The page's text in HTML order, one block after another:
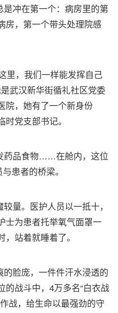
是冲在第一个：病房里的第
房，第一个带头处理院感
里，我们一样能发挥自己
武汉新华街循礼社区党委
院，她有了一个新身份
党支部书记。
药品食物……在舱内，这位
患者的桥梁。
量。医护人员以一抵十，
士为患者托举氧气面罩一
站着就睡着了。
的脸庞，一件件汗水浸透的
战斗中，4万多名“白衣战
战，给生命以最强劲的守